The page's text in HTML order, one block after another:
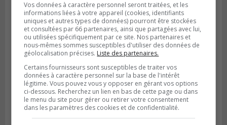
BROSSARD
Publié le 2 août 2026 à 12h12
Le Festin culturel rassemblera les familles
à Brossard
Vos données à caractère personnel seront traitées, et les
informations liées à votre appareil (cookies, identifiants
uniques et autres types de données) pourront être stockées
et consultées par 66 partenaires, ainsi que partagées avec lui,
ou utilisées spécifiquement par ce site. Nos partenaires et
nous-mêmes sommes susceptibles d'utiliser des données de
géolocalisation précises. Liste des partenaires.
Certains fournisseurs sont susceptibles de traiter vos
données à caractère personnel sur la base de l'intérêt
légitime. Vous pouvez vous y opposer en gérant vos options
ci-dessous. Recherchez un lien en bas de cette page ou dans
le menu du site pour gérer ou retirer votre consentement
dans les paramètres des cookies et de confidentialité.